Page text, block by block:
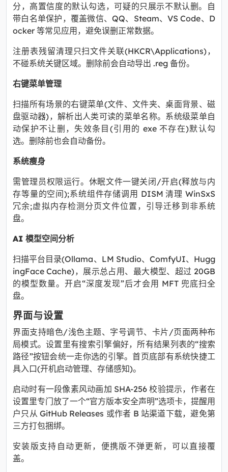
分，高置信度的默认勾选，可疑的只展示不默认删。自
带白名单保护，覆盖微信、QQ、Steam、VS Code、D
ocker 等常见应用，避免误删正常数据。
注册表残留清理只扫文件关联(HKCR\Applications)，
不碰系统关键区域。删除前会自动导出 .reg 备份。
右键菜单管理
扫描所有场景的右键菜单(文件、文件夹、桌面背景、磁
盘驱动器)，解析出人类可读的菜单名称。系统级菜单自
动保护不让删，失效条目(引用的 exe 不存在)默认勾
选。删除前也会自动备份。
系统瘦身
需管理员权限运行。休眠文件一键关闭/开启(释放与内
存等量的空间);系统组件存储调用 DISM 清理 WinSxS
冗余;虚拟内存检测分页文件位置，引导迁移到非系统
盘。
AI 模型空间分析
扫描平台目录(Ollama、LM Studio、ComfyUI、Hugg
ingFace Cache)，展示总占用、最大模型、超过 20GB
的模型数量。开启“深度发现”后才会用 MFT 兜底扫全
盘。
界面与设置
界面支持暗色/浅色主题、字号调节、卡片/页面两种布
局模式。设置里有搜索引擎偏好，所有结果列表的“搜索
路径”按钮会统一走你选的引擎。首页底部有系统快捷工
具入口(开机启动管理、存储感知)。
启动时有一段像素风动画加 SHA-256 校验提示，作者在
设置里专门放了一个“官方版本安全声明”选项卡，提醒用
户只从 GitHub Releases 或作者 B 站渠道下载，避免第
三方打包捆绑。
安装版支持自动更新，便携版不弹更新，可以直接覆
盖。